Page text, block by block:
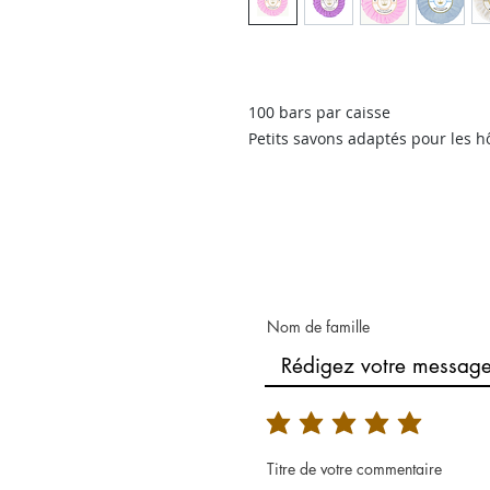
100 bars par caisse
Petits savons adaptés pour les
Nom de famille
Titre de votre commentaire